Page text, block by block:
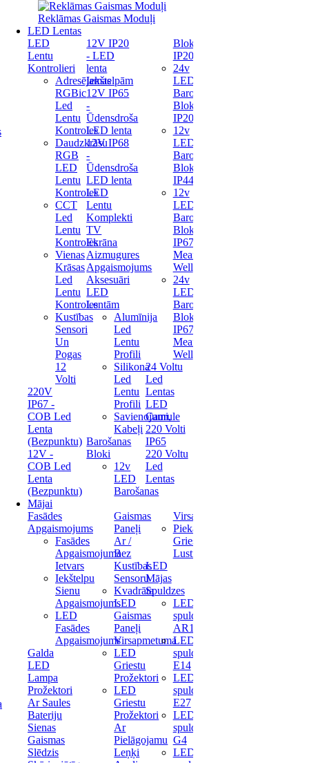
Reklāmas Gaismas Moduļi
LED Lentas
LED
Lentu
Kontrolieri
Adresējamas
RGBic
Led
Lentu
Kontroles
Daudzkrāsu
RGB
LED
Lentu
Kontroles
CCT
Led
Lentu
Kontroles
Vienas
Krāsas
Led
Lentu
Kontroles
Kustības
Sensori
Un
Pogas
12
Volti
220V
IP67 -
COB Led
Lenta
(Bezpunktu)
12V -
COB Led
Lenta
(Bezpunktu)
12V IP20
- LED
lenta
Iekštelpām
12V IP65
-
Ūdensdroša
LED lenta
12V IP68
-
Ūdensdroša
LED lenta
LED
Lentu
Komplekti
TV
Ekrāna
Aizmugures
Apgaismojums
Aksesuāri
LED
Lentām
Alumīnija
Led
Lentu
Profili
Silikona
Led
Lentu
Profili
Savienojumi,
Kabeļi
Barošanas
Bloki
12v
LED
Barošanas
Bloks
IP20
24v
LED
Barošanas
Bloks
IP20
12v
LED
Barošanas
Bloks
IP44
12v
LED
Barošanas
Bloks
IP67
Mean
Well
24v
LED
Barošanas
Bloks
IP67
Mean
Well
24 Voltu
Led
Lentas
LED
Caurule
220 Volti
IP65
220 Voltu
Led
Lentas
Mājai
Fasādes
Apgaismojums
Fasādes
Apgaismojuma
Ietvars
Iekštelpu
Sienu
Apgaismojums
LED
Fasādes
Apgaismojums
Galda
LED
Lampa
Prožektori
Ar Saules
Bateriju
Sienas
Gaismas
Slēdzis
Gaismas
Paneļi
Ar /
Bez
Kustības
Sensoru
Kvadrāta
LED
Gaismas
Paneļi
Virsapmetuma
LED
Griestu
Prožektori
LED
Griestu
Prožektori
Ar
Pielāgojamu
Leņķi
Virsapmetuma
Piekaramas
Griestu
Lustras
LED
Mājas
Spuldzes
LED
spuldze
AR111
LED
spuldze
E14
LED
spuldze
E27
LED
spuldze
G4
LED